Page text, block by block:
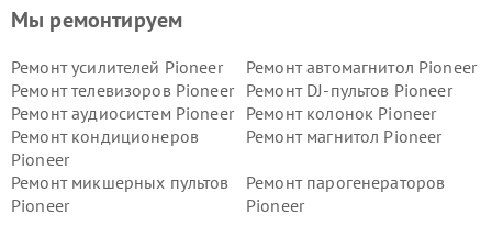
Мы ремонтируем
Ремонт усилителей Pioneer
Ремонт автомагнитол Pioneer
Ремонт телевизоров Pioneer
Ремонт DJ-пультов Pioneer
Ремонт аудиосистем Pioneer
Ремонт колонок Pioneer
Ремонт кондиционеров
Pioneer
Ремонт магнитол Pioneer
Ремонт микшерных пультов
Pioneer
Ремонт парогенераторов
Pioneer